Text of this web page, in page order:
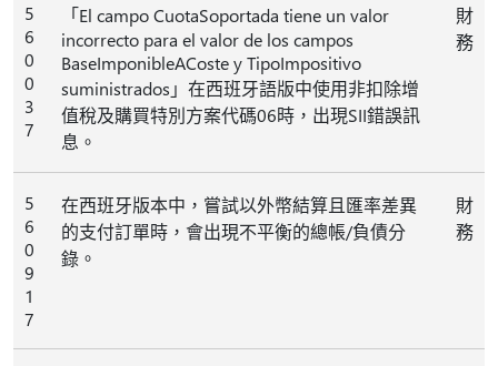
5
6
0
0
3
7
「El campo CuotaSoportada tiene un valor
incorrecto para el valor de los campos
BaseImponibleACoste y TipoImpositivo
suministrados」在西班牙語版中使用非扣除增
值稅及購買特別方案代碼06時，出現SII錯誤訊
息。
財
務
5
6
0
9
1
7
在西班牙版本中，嘗試以外幣結算且匯率差異
的支付訂單時，會出現不平衡的總帳/負債分
錄。
財
務